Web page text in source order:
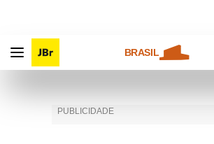
BRASIL